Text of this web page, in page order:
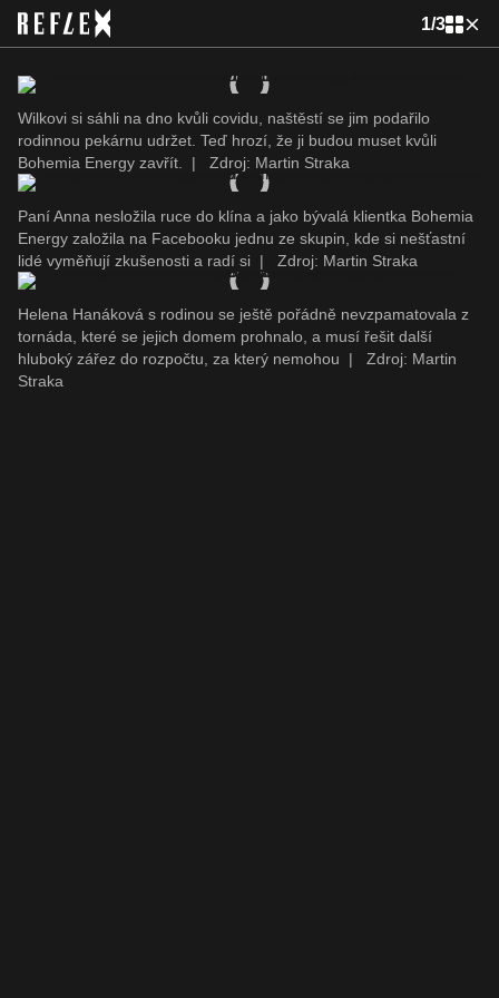
1/3
Wilkovi si sáhli na dno kvůli covidu, naštěstí se jim podařilo
rodinnou pekárnu udržet. Teď hrozí, že ji budou muset kvůli
Bohemia Energy zavřít.
| Zdroj: Martin Straka
Paní Anna nesložila ruce do klína a jako bývalá klientka Bohemia
Energy založila na Facebooku jednu ze skupin, kde si nešťastní
lidé vyměňují zkušenosti a radí si | Zdroj: Martin Straka
Helena Hanáková s rodinou se ještě pořádně nevzpamatovala z
tornáda, které se jejich domem prohnalo, a musí řešit další
hluboký zářez do rozpočtu, za který nemohou
|
Zdroj: Martin
Straka